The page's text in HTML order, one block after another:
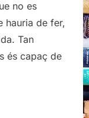
no es
hauria de fer,
Tan
és capaç de